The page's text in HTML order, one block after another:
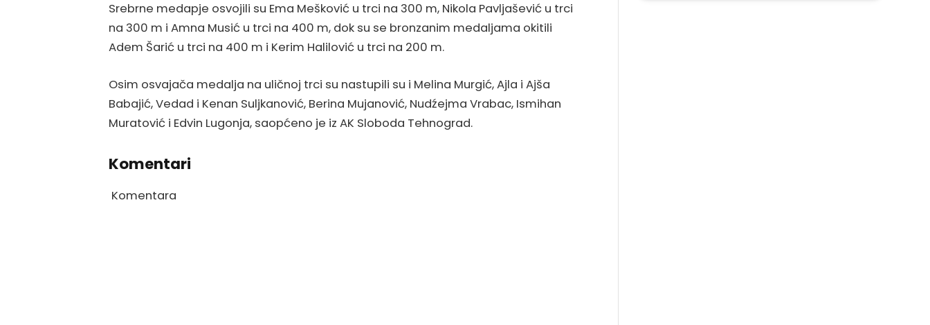
Srebrne medapje osvojili su Ema Mešković u trci na 300 m, Nikola Pavljašević u trci
na 300 m i Amna Musić u trci na 400 m, dok su se bronzanim medaljama okitili
Adem Šarić u trci na 400 m i Kerim Halilović u trci na 200 m.
Osim osvajača medalja na uličnoj trci su nastupili su i Melina Murgić, Ajla i Ajša
Babajić, Vedad i Kenan Suljkanović, Berina Mujanović, Nudźejma Vrabac, Ismihan
Muratović i Edvin Lugonja, saopćeno je iz AK Sloboda Tehnograd.
Komentari
Komentara